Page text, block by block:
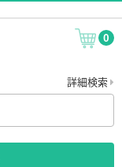
0
詳細検索